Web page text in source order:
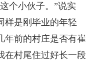
个小伙子。”说实
样是刚毕业的年轻
年前的村庄是否有崔
在村尾住过好长一段